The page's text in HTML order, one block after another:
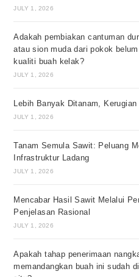
JULY 1, 2026
Adakah pembiakan cantuman
atau sion muda dari pokok
kualiti buah kelak?
JULY 1, 2026
Lebih Banyak Ditanam,
JULY 1, 2026
Tanam Semula Sawit: Peluang
Infrastruktur Ladang
JULY 1, 2026
Mencabar Hasil Sawit Melalui
Penjelasan Rasional
JULY 1, 2026
Apakah tahap penerimaan
memandangkan buah ini sudah